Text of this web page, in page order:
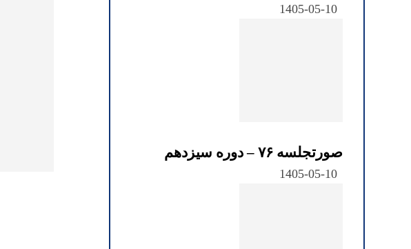
1405-05-10
صورتجلسه ۷۶ – دوره سیزدهم
1405-05-10